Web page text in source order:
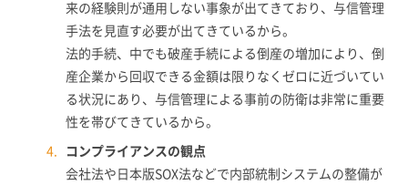
来の経験則が通用しない事象が出てきており、与信管理
手法を見直す必要が出てきているから。
法的手続、中でも破産手続による倒産の増加により、倒
産企業から回収できる金額は限りなくゼロに近づいてい
る状況にあり、与信管理による事前の防衛は非常に重要
性を帯びてきているから。
コンプライアンスの観点
会社法や日本版SOX法などで内部統制システムの整備が